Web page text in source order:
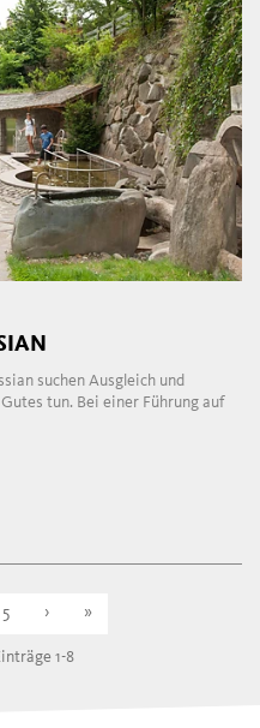
suchen Ausgleich und
tun. Bei einer Führung auf
5 › »
1-8